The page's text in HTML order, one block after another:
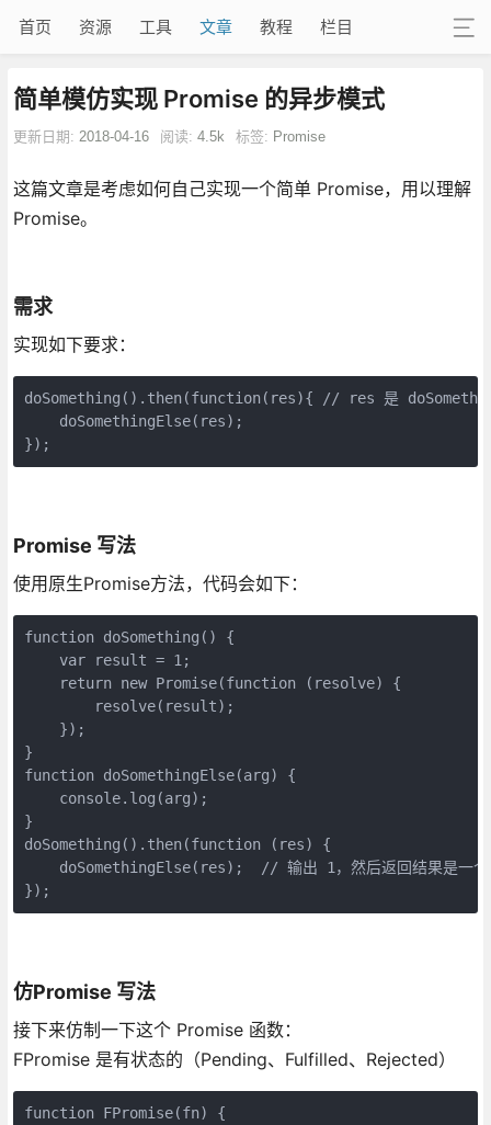
首页 资源 工具 文章 教程 栏目
简单模仿实现 Promise 的异步模式
更新日期: 2018-04-16 阅读: 4.5k 标签: Promise
这篇文章是考虑如何自己实现一个简单 Promise，用以理解
Promise。
需求
实现如下要求：
doSomething().then(function(res){ // res 是
    doSomethingElse(res);
});
Promise 写法
使用原生Promise方法，代码会如下：
function doSomething() {
    var result = 1;
    return new Promise(function (resolve) {
        resolve(result);
    });
}
function doSomethingElse(arg) {
    console.log(arg);
}
doSomething().then(function (res) {
doSomethingElse(res);  // 输出 1，然后返回结果是一
});
仿Promise 写法
接下来仿制一下这个 Promise 函数：
FPromise 是有状态的（Pending、Fulfilled、Rejected）
function FPromise(fn) {